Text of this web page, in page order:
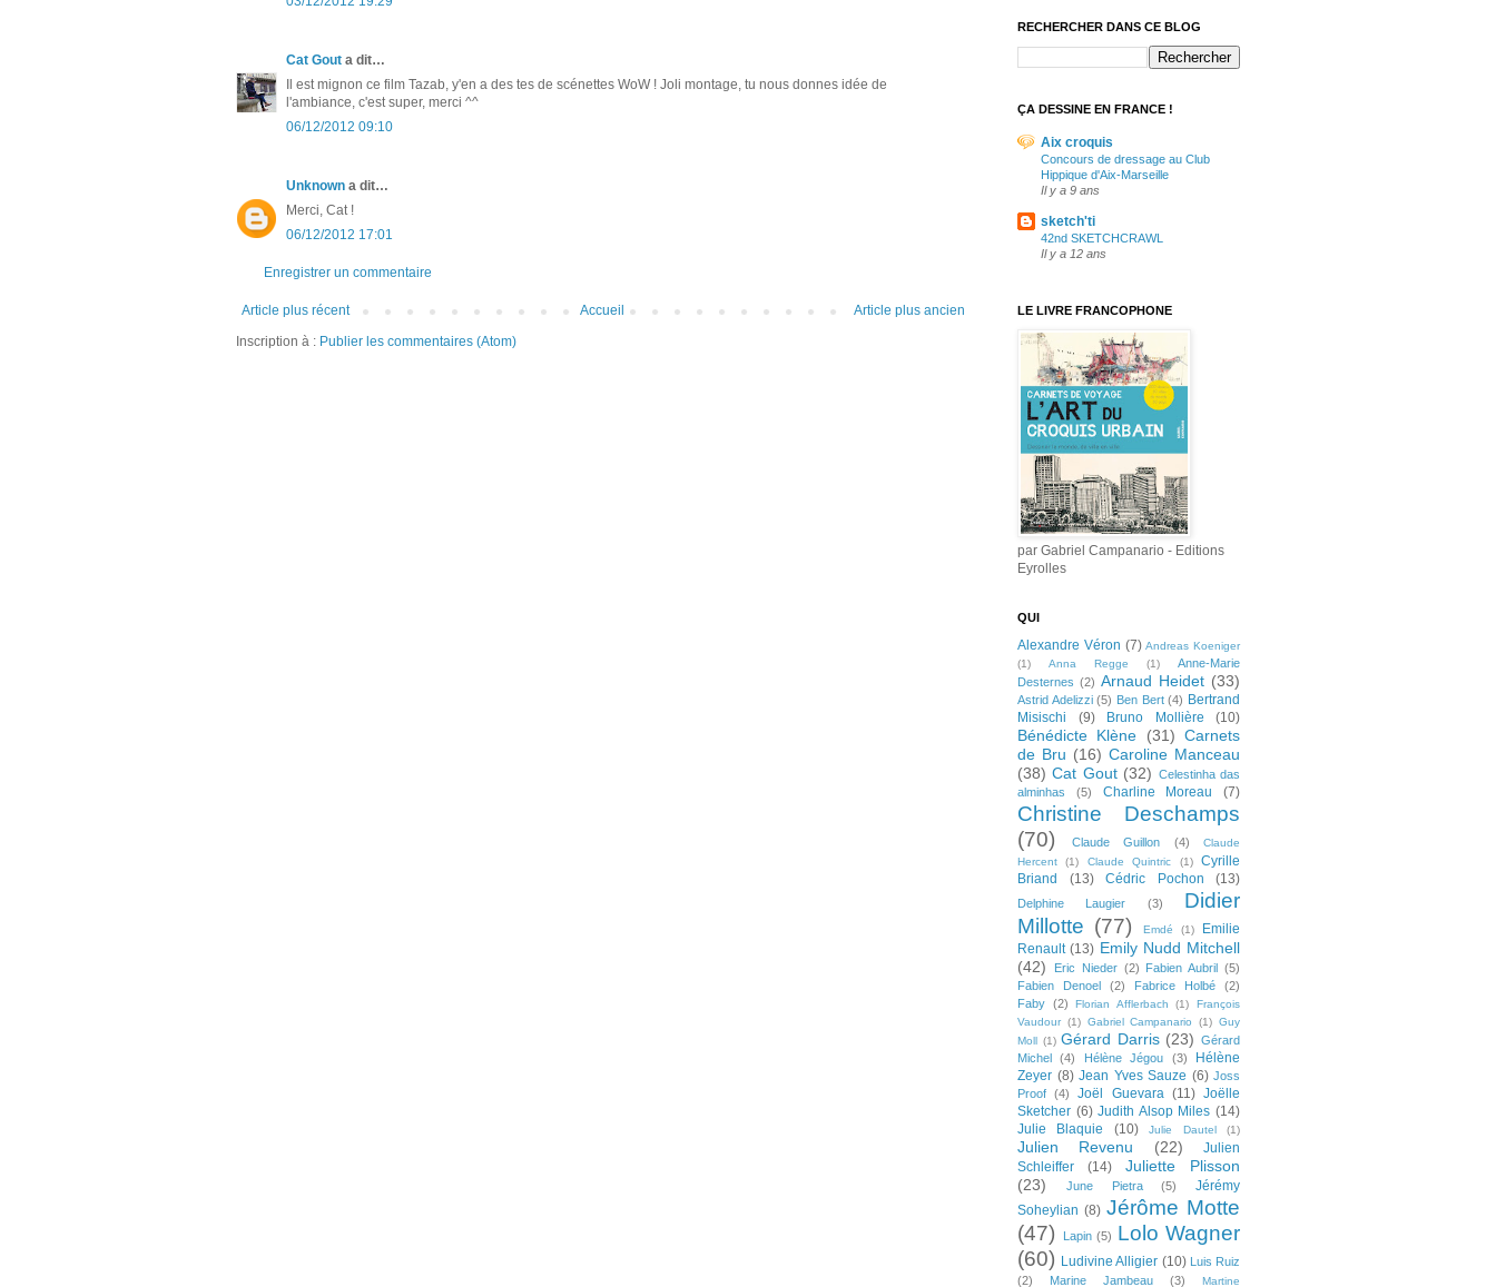
Cat Gout a dit…
Il est mignon ce film Tazab, y'en a des tes de scénettes WoW ! Joli montage, tu nous donnes idée de
l'ambiance, c'est super, merci ^^
06/12/2012 09:10
Unknown a dit…
Merci, Cat !
06/12/2012 17:01
Enregistrer un commentaire
Article plus récent Article plus ancien
Accueil
Inscription à : Publier les commentaires (Atom)
RECHERCHER DANS CE BLOG
ÇA DESSINE EN FRANCE !
Aix croquis
Concours de dressage au Club
Hippique d'Aix-Marseille
Il y a 9 ans
sketch'ti
42nd SKETCHCRAWL
Il y a 12 ans
LE LIVRE FRANCOPHONE
par Gabriel Campanario - Editions
Eyrolles
QUI
Alexandre Véron (7) Andreas Koeniger
(1)
Anna Regge (1)
Anne-Marie
Desternes (2) Arnaud Heidet (33)
Astrid Adelizzi (5) Ben Bert (4) Bertrand
Misischi
(9) Bruno Mollière (10)
Bénédicte Klène (31) Carnets
de Bru (16) Caroline Manceau
(38) Cat Gout (32) Celestinha das
alminhas
(5) Charline Moreau (7)
Christine Deschamps
(70)
Claude Guillon (4)
Claude
Hercent
(1) Claude Quintric (1)
Cyrille
Briand
(13) Cédric Pochon (13)
Delphine Laugier (3)
Didier
Millotte (77) Emdé (1)
Emilie
Renault (13) Emily Nudd Mitchell
(42)
Eric Nieder (2) Fabien Aubril (5)
Fabien Denoel
(2) Fabrice Holbé
(2)
Faby (2) Florian Afflerbach (1)
François
Vaudour (1) Gabriel Campanario (1) Guy
Moll (1) Gérard Darris (23) Gérard
Michel
(4) Hélène Jégou (3)
Hélène
Zeyer (8) Jean Yves Sauze (6) Joss
Proof
(4) Joël Guevara (11) Joëlle
Sketcher (6) Judith Alsop Miles (14)
Julie Blaquie
(10) Julie Dautel (1)
Julien Revenu (22)
Julien
Schleiffer
(14)
Juliette Plisson
(23)
June Pietra (5)
Jérémy
Soheylian (8) Jérôme Motte
(47)
Lapin (5) Lolo Wagner
(60) Ludivine Alligier (10) Luis Ruiz
(2)
Marine Jambeau (3) Martine